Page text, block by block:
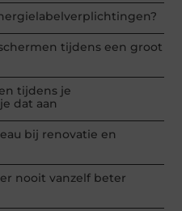
tijdens een groot
tijdens je
dat aan
bij renovatie en
nooit vanzelf beter